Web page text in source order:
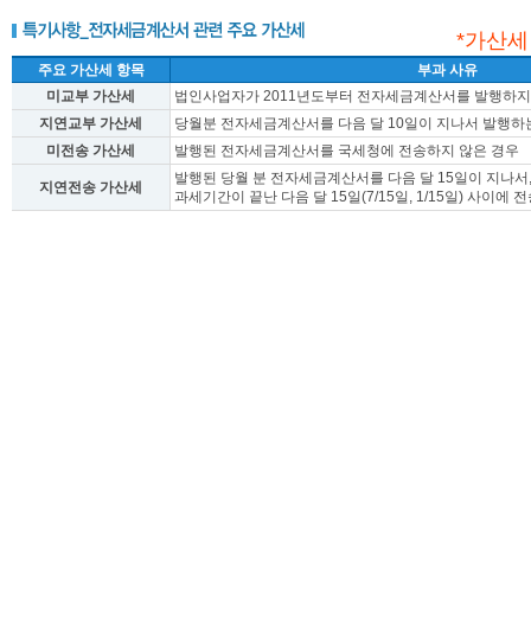
*가산
주요 가산세 항목
부과 사유
미교부 가산세
법인사업자가 2011년도부터 전자세금계산서를 발행하
지연교부 가산세
당월분 전자세금계산서를 다음 달 10일이 지나서 발행하
미전송 가산세
발행된 전자세금계산서를 국세청에 전송하지 않은 경우
지연전송 가산세
발행된 당월 분 전자세금계산서를 다음 달 15일이 지나서,
과세기간이 끝난 다음 달 15일(7/15일, 1/15일) 사이에 전